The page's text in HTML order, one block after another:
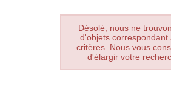
Désolé, nous ne
d'objets correspondant
critères. Nous vous
d'élargir votre